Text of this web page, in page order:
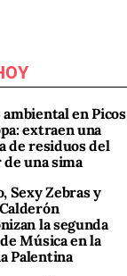
ambiental en Picos
extraen una
de residuos del
una sima
Sexy Zebras y
la segunda
Música en la
Palentina